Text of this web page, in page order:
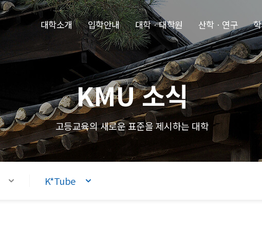
주메뉴 바로가기
본문내용 바로가기
푸터 바로가기
대학소개 입학안내 대학ㆍ대학원 산학ㆍ연구
KMU 소식
고등교육의 새로운 표준을 제시하는 대학
K*Tube